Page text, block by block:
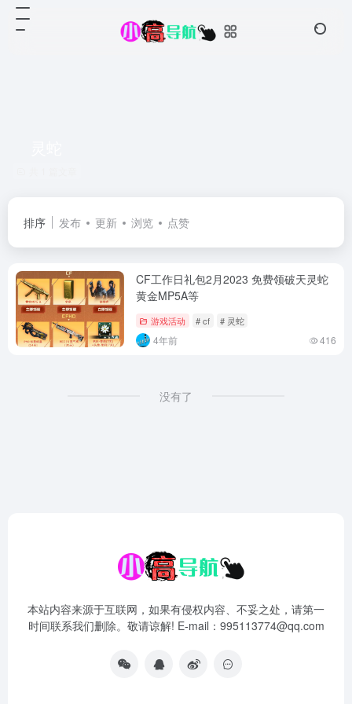
排序 发布 更新 浏览 点赞
CF工作日礼包2月2023 免费领破天灵蛇
黄金MP5A等
游戏活动 # cf # 灵蛇
4年前 416
没有了
本站内容来源于互联网，如果有侵权内容、不妥之处，请第一
时间联系我们删除。敬请谅解! E-mail：995113774@qq.com